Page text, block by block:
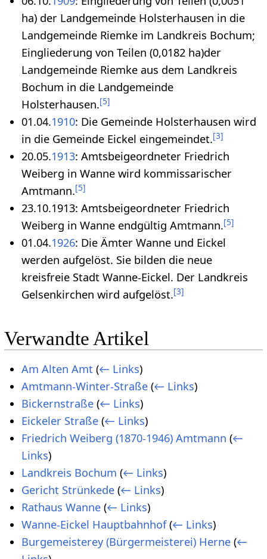
ha) der Landgemeinde Holsterhausen in die
Landgemeinde Riemke im Landkreis Bochum;
Eingliederung von Teilen (0,0182 ha)der
Landgemeinde Riemke aus dem Landkreis
Bochum in die Landgemeinde
Holsterhausen.[5]
01.04.1910: Die Gemeinde Holsterhausen wird
in die Gemeinde Eickel eingemeindet.[3]
20.05.1913: Amtsbeigeordneter Friedrich
Weiberg in Wanne wird kommissarischer
Amtmann.[5]
23.10.1913: Amtsbeigeordneter Friedrich
Weiberg in Wanne endgültig Amtmann.[5]
01.04.1926: Die Ämter Wanne und Eickel
werden aufgelöst. Sie bilden die neue
kreisfreie Stadt Wanne-Eickel. Der Landkreis
Gelsenkirchen wird aufgelöst.[3]
Verwandte Artikel
Am Alten Amt (← Links)
Amtmann-Winter-Straße (← Links)
Bickernstraße (← Links)
Eickeler Straße (← Links)
Friedrich Weiberg (1870-1946) Amtmann (←
Links)
Landkreis Bochum (← Links)
Gericht Strünkede (← Links)
Rathaus Wanne (← Links)
Wanne-Eickel Hauptbahnhof (← Links)
Burgemeisterey (Bürgermeisterei) Herne (←